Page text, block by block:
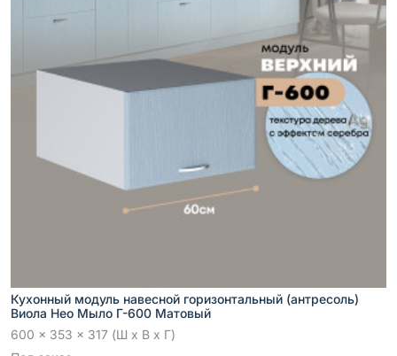
Кухонный модуль навесной горизонтальный (антресоль)
Виола Нео Мыло Г-600 Матовый
600 x 353 x 317 (Ш x В x Г)